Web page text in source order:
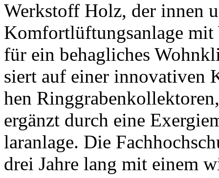
Werk­stoff Holz, der in­nen
Kom­fort­lüf­tungs­an­la­ge mit
für ein be­hag­li­ches
siert auf ei­ner in­no­va­ti­ven
hen
er­gänzt durch ei­ne
lar­an­la­ge. Die
drei Jah­re lang mit ei­nem